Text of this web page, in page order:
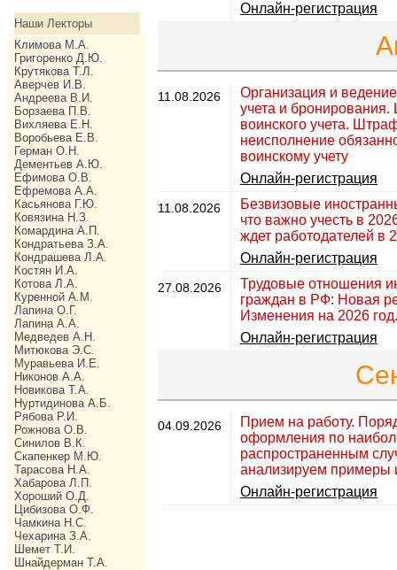
Наши Лекторы
Климова М.А.
Григоренко Д.Ю.
Крутякова Т.Л.
Аверчев И.В.
Андреева В.И.
Борзаева П.В.
Вихляева Е.Н.
Воробьева Е.В.
Герман О.Н.
Дементьев А.Ю.
Ефимова О.В.
Ефремова А.А.
Касьянова Г.Ю.
Ковязина Н.З.
Комардина А.П.
Кондратьева З.А.
Кондрашева Л.А.
Костян И.А.
Котова Л.А.
Куренной А.М.
Лапина О.Г.
Лапина А.А.
Медведев А.Н.
Митюкова Э.С.
Муравьева И.Е.
Никонов А.А.
Новикова Т.А.
Нуртидинова А.Б.
Рябова Р.И.
Рожнова О.В.
Синилов В.К.
Скапенкер М.Ю.
Тарасова Н.А.
Хабарова Л.П.
Хороший О.Д.
Цибизова О.Ф.
Чамкина Н.С.
Чехарина З.А.
Шемет Т.И.
Шнайдерман Т.А.
Онлайн-регистрация
11.08.2026
Организация и
учета и
воинского учета.
неисполнение
воинскому учету
Онлайн-регистрация
11.08.2026
Безвизовые
что важно учесть в
ждет работодателей в
Онлайн-регистрация
27.08.2026
Трудовые отношения
граждан в РФ: Новая
Изменения на 2026 год.
Онлайн-регистрация
04.09.2026
Прием на работу.
оформления по
распространенным
анализируем примеры
Онлайн-регистрация